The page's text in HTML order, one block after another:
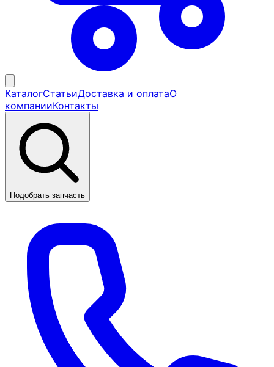
КаталогСтатьиДоставка и оплатаО
компанииКонтакты
Подобрать запчасть